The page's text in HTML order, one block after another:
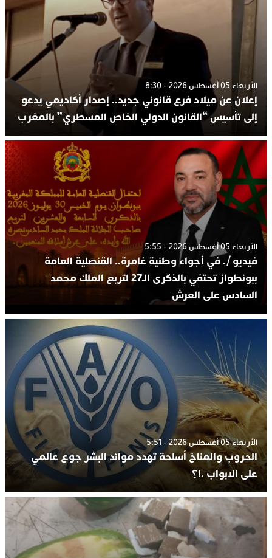
الأربعاء 05 أغسطس 2026 - 8:30
إعلان عن ميلاد فرع قانوني جديد.. إصدار أكاديمي يدعو
إلى تأسيس “القانون الدولي الخاص المسطري” بالمغرب
الأربعاء 05 أغسطس 2026 - 5:55
فيديو /. في أجواء وطنية غامرة.. القنصلية العامة
ببونطواز تحتفي بالذكرى الـ27 لتربع الملك محمد
السادس على العرش
الأربعاء 05 أغسطس 2026 - 5:51
الحروب والمناخ أسلحة تهدد موائد البشر جوع عالمي
على الابواب .!؟